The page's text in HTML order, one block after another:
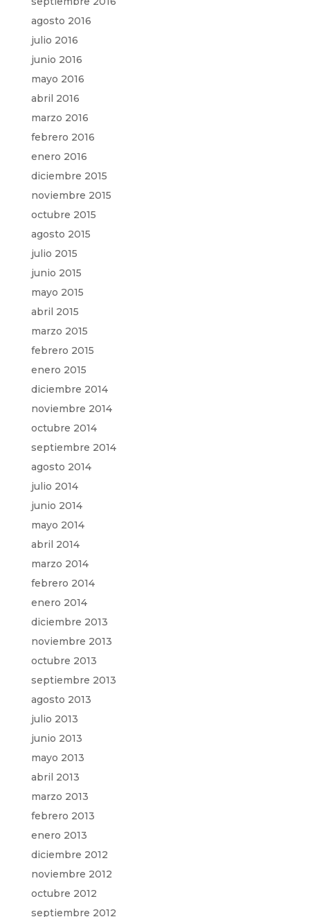
agosto 2016
julio 2016
junio 2016
mayo 2016
abril 2016
marzo 2016
febrero 2016
enero 2016
diciembre 2015
noviembre 2015
octubre 2015
agosto 2015
julio 2015
junio 2015
mayo 2015
abril 2015
marzo 2015
febrero 2015
enero 2015
diciembre 2014
noviembre 2014
octubre 2014
septiembre 2014
agosto 2014
julio 2014
junio 2014
mayo 2014
abril 2014
marzo 2014
febrero 2014
enero 2014
diciembre 2013
noviembre 2013
octubre 2013
septiembre 2013
agosto 2013
julio 2013
junio 2013
mayo 2013
abril 2013
marzo 2013
febrero 2013
enero 2013
diciembre 2012
noviembre 2012
octubre 2012
septiembre 2012